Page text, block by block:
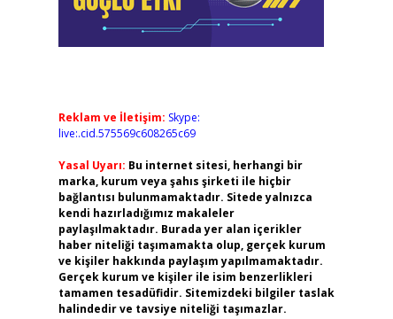
Reklam ve İletişim: Skype:
live:.cid.575569c608265c69
Yasal Uyarı: Bu internet sitesi, herhangi bir
marka, kurum veya şahıs şirketi ile hiçbir
bağlantısı bulunmamaktadır. Sitede yalnızca
kendi hazırladığımız makaleler
paylaşılmaktadır. Burada yer alan içerikler
haber niteliği taşımamakta olup, gerçek kurum
ve kişiler hakkında paylaşım yapılmamaktadır.
Gerçek kurum ve kişiler ile isim benzerlikleri
tamamen tesadüfidir. Sitemizdeki bilgiler taslak
halindedir ve tavsiye niteliği taşımazlar.